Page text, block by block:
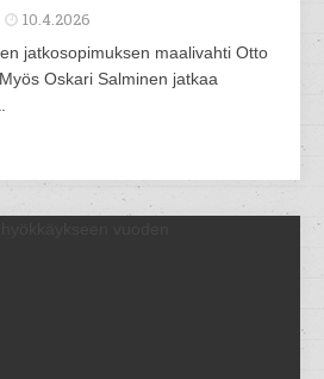
10.4.2026
jatkosopimuksen maalivahti Otto
Oskari Salminen jatkaa